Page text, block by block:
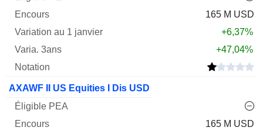
165 M USD
+6,37%
+47,04%
AXAWF II US Equities I Dis USD
165 M USD